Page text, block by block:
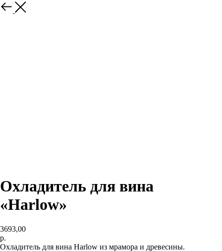
Охладитель для вина
«Harlow»
3693,00
р.
Охладитель для вина Harlow из мрамора и древесины.